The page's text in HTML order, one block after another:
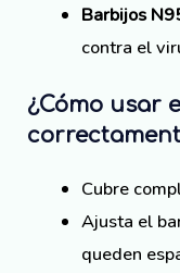
Barbijos
contra el
¿Cómo usar
Cubre
Ajusta el
queden